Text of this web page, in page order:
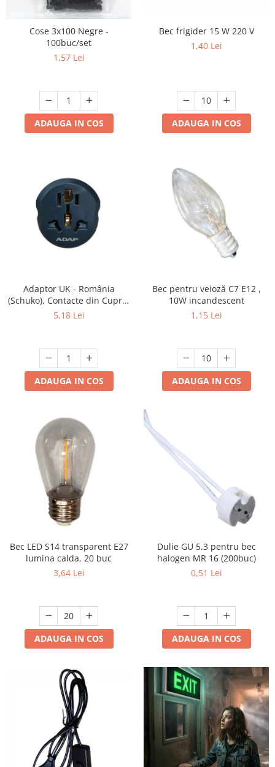
Lampi solare
Corpuri de iluminat
Spoturi LED
Proiectoare LED
Corpuri stradale
Veioze/Lămpi/lampa de veghe
senzor
Lustre
Spoturi led pe sina
Alimentatoare/Drivere
Bară alimentare nul
Cap prelungitor
electrice/Morsete/reglete
Copex
Cuple
Dulii/Dulie adaptor
Electrocasnice de mici dimensiuni
Mufe,Accesorii TV
Multimetru Digital
Prize
Starter/Droser
Întrerupătoare/Comutatoare
Ştechere/Stecher adaptor
Ţeavă PVC
Corpuri Led lineare
Cose 3x100 Negre -
100buc/set
1,57 Lei
ADAUGA IN COS
Bec frigider 15 W 220 V
1,40 Lei
ADAUGA IN COS
Adaptor UK - România
(Schuko), Contacte din Cupru,
Culoare Gri, ADAF
5,18 Lei
ADAUGA IN COS
Bec pentru veioză C7 E12 ,
10W incandescent
1,15 Lei
ADAUGA IN COS
Bec LED S14 transparent E27
lumina calda, 20 buc
3,64 Lei
ADAUGA IN COS
Dulie GU 5.3 pentru bec
halogen MR 16 (200buc)
0,51 Lei
ADAUGA IN COS